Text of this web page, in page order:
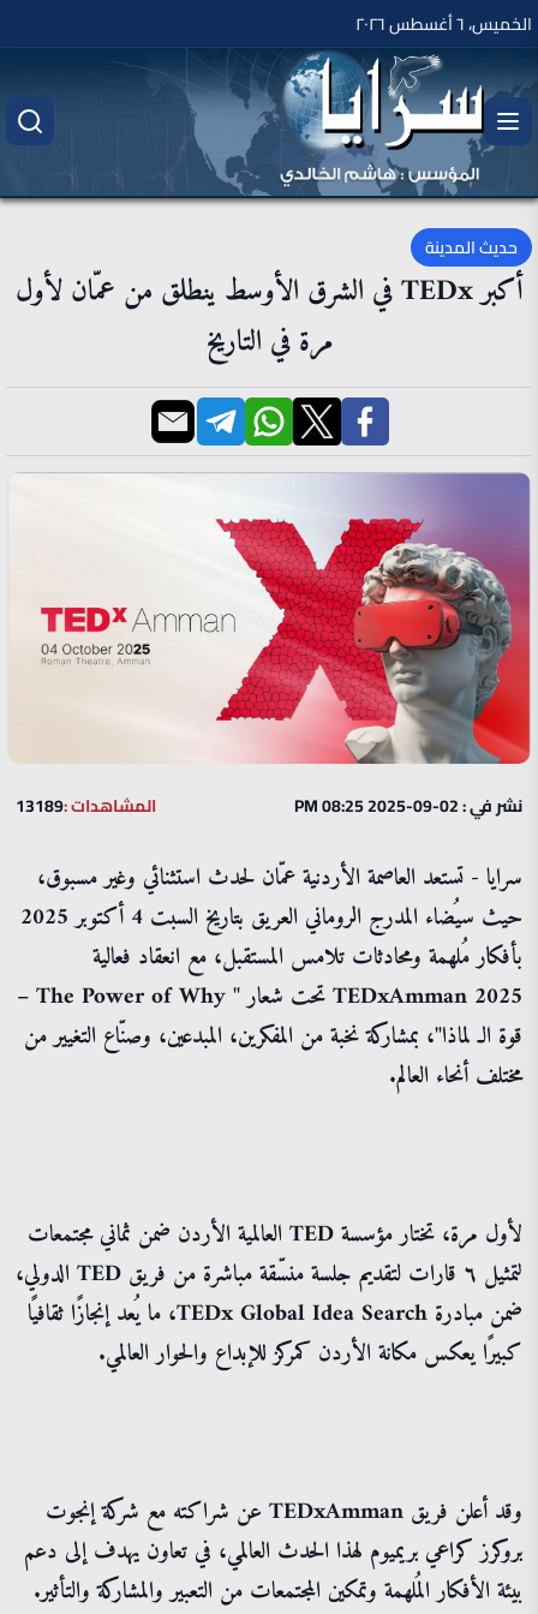
الخميس، ٦ أغسطس ٢٠٢٦
حديث المدينة
أكبر TEDx في الشرق الأوسط ينطلق من عمّان لأول
مرة في التاريخ
نشر في : 02-09-2025 08:25 PM المشاهدات :13189
سرايا - تستعد العاصمة الأردنية عمّان لحدث استثنائي وغير مسبوق،
حيث سيُضاء المدرج الروماني العريق بتاريخ السبت 4 أكتوبر 2025
بأفكار مُلهمة ومحادثات تلامس المستقبل، مع انعقاد فعالية
TEDxAmman 2025 تحت شعار " The Power of Why –
قوة الـ لماذا"، بمشاركة نخبة من المفكرين، المبدعين، وصنّاع التغيير من
مختلف أنحاء العالم.
لأول مرة، تختار مؤسسة TED العالمية الأردن ضمن ثماني مجتمعات
لتمثيل ٦ قارات لتقديم جلسة منسّقة مباشرة من فريق TED الدولي،
ضمن مبادرة TEDx Global Idea Search، ما يُعد إنجازًا ثقافيًا
كبيرًا يعكس مكانة الأردن كمركز للإبداع والحوار العالمي.
وقد أعلن فريق TEDxAmman عن شراكته مع شركة إنجوت
بروكرز كراعي بريميوم لهذا الحدث العالمي، في تعاون يهدف إلى دعم
بيئة الأفكار المُلهمة وتمكين المجتمعات من التعبير والمشاركة والتأثير.